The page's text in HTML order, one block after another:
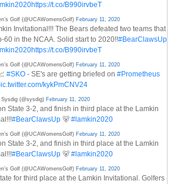
https://t.co/B990irvbeT
Golf (@UCAWomensGolf) February 11, 2020
Invitational!!! The Bears defeated two teams that
60 in the NCAA. Solid start to 2020!!#BearClawsUp
https://t.co/B990irvbeT
Golf (@UCAWomensGolf) February 11, 2020
#SKO - SE's are getting briefed on #Prometheus
kykPmCNV24
(@sysdig) February 11, 2020
State 3-2, and finish in third place at the Lamkin
#BearClawsUp🐻 #lamkin2020
Golf (@UCAWomensGolf) February 11, 2020
State 3-2, and finish in third place at the Lamkin
#BearClawsUp🐻 #lamkin2020
Golf (@UCAWomensGolf) February 11, 2020
for third place at the Lamkin Invitational. Golfers